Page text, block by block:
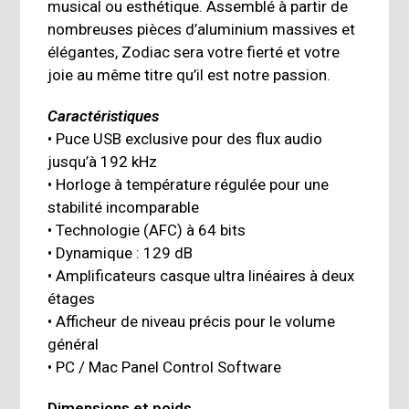
musical ou esthétique. Assemblé à partir de
nombreuses pièces d’aluminium massives et
élégantes, Zodiac sera votre fierté et votre
joie au même titre qu’il est notre passion.
Caractéristiques
• Puce USB exclusive pour des flux audio
jusqu’à 192 kHz
• Horloge à température régulée pour une
stabilité incomparable
• Technologie (AFC) à 64 bits
• Dynamique : 129 dB
• Amplificateurs casque ultra linéaires à deux
étages
• Afficheur de niveau précis pour le volume
général
• PC / Mac Panel Control Software